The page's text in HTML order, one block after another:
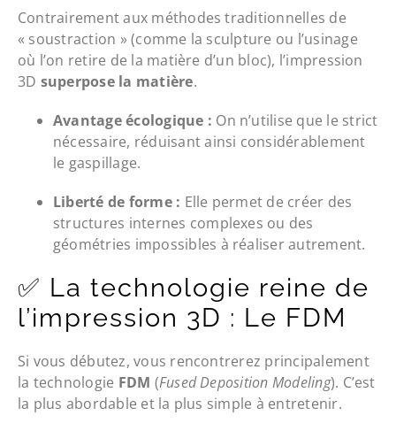
Contrairement aux méthodes traditionnelles de
« soustraction » (comme la sculpture ou l’usinage
où l’on retire de la matière d’un bloc), l’impression
3D superpose la matière.
Avantage écologique : On n’utilise que le strict
nécessaire, réduisant ainsi considérablement
le gaspillage.
Liberté de forme : Elle permet de créer des
structures internes complexes ou des
géométries impossibles à réaliser autrement.
✅ La technologie reine de
l’impression 3D : Le FDM
Si vous débutez, vous rencontrerez principalement
la technologie FDM (Fused Deposition Modeling). C’est
la plus abordable et la plus simple à entretenir.